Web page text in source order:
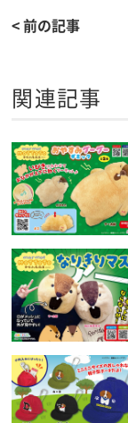
< 前の記事
関連記事